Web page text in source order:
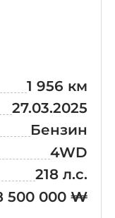
1 956 км
27.03.2025
Бензин
4WD
218 л.с.
500 000 ₩